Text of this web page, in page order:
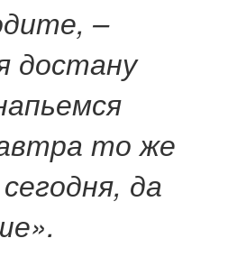
–
достану
то же
да